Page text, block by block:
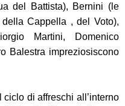
del Battista), Bernini (le
Cappella , del Voto),
Martini, Domenico
Balestra impreziosiscono
di affreschi all’interno